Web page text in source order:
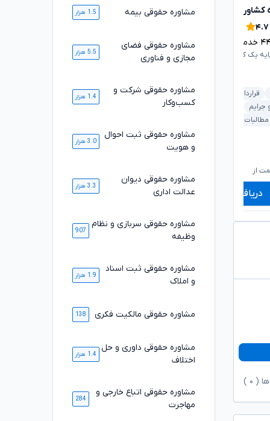
کشاورزی تایید شده
۴.۷
خدمت ارائه شده موفق
یک کانون وکلای دادگستری
قرارداد و تعهدات
جرایم
از
دریافت مشاوره
مژگان موفقی
۱۶۸۹
خدمت ارائه شده موفق
وکیل پایه یک کانون وکلای دادگستری
ملکی و املاک
شرکت و کسب‌وکار
ثبت اسناد و املاک
قرارداد و تعهدات
دریافت مشاوره
( ۰
مشاوره حقوقی بیمه 1.5 هزار
مشاوره حقوقی فضای
مجازی و فناوری
5.5 هزار
مشاوره حقوقی شرکت و
کسب‌وکار
1.4 هزار
مشاوره حقوقی ثبت احوال
و هویت
3.0 هزار
مشاوره حقوقی دیوان
عدالت اداری
3.3 هزار
مشاوره حقوقی سربازی و نظام
وظیفه
907
مشاوره حقوقی ثبت اسناد
و املاک
1.9 هزار
مشاوره حقوقی مالکیت فکری 138
مشاوره حقوقی داوری و حل
اختلاف
1.4 هزار
مشاوره حقوقی اتباع خارجی و
مهاجرت
284